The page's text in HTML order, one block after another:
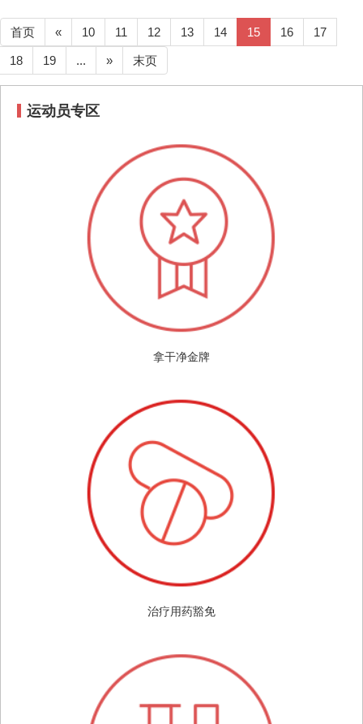
首页 « 10 11 12 13 14 15 16 17
18 19 ... » 末页
运动员专区
拿干净金牌
治疗用药豁免